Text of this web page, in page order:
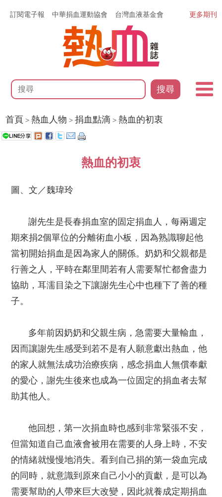
訂閱電子報 中華捐血運動協會 台灣血液基金會
搜尋
更多期刊
首頁 >熱血人物 >捐血點滴 >熱血的初衷
熱血的初衷
圖、文／魏瑋玲
謝先生是長春捐血室的固定捐血人，每兩週定
期來捐2個單位的分離術血小板，因為熟識聊起他
當初開始捐血是因為家人的關係。奶奶和父親都是
行善之人，平時在鄰里間若有人需要幫忙都會盡力
協助，耳濡目染之下讓謝先生心中也種下了善的種
子。
多年前因奶奶和父親生病，急需要大量輸血，
因而讓謝先生感受到若不是有人願意獻出熱血，他
的家人就無法成功治療疾病，感念捐血人無償奉獻
的愛心，謝先生後來也成為一位固定的捐血者去幫
助其他人。
他回想，第一次捐血時也感到非常緊張不安，
但當知道自己血液會被用在需要的人身上時，不安
的情緒就慢慢地消失。看到自己捐的第一袋血完成
的同時，就意識到原來自己小小的貢獻，是可以為
需要幫助的人帶來巨大改變，因此就養成定期捐血